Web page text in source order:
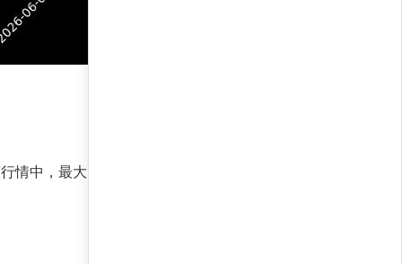
中，最大回撤控制在2%以内。这得益于AI模